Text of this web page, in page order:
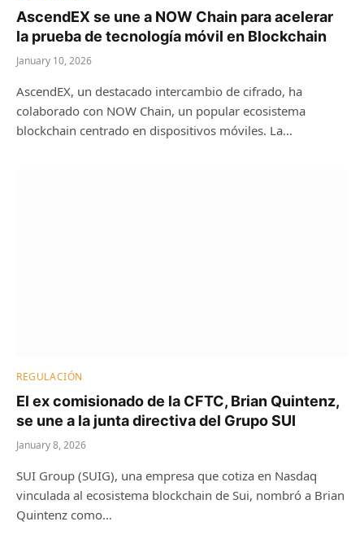
AscendEX se une a NOW Chain para acelerar
la prueba de tecnología móvil en Blockchain
January 10, 2026
AscendEX, un destacado intercambio de cifrado, ha
colaborado con NOW Chain, un popular ecosistema
blockchain centrado en dispositivos móviles. La…
REGULACIÓN
El ex comisionado de la CFTC, Brian Quintenz,
se une a la junta directiva del Grupo SUI
January 8, 2026
SUI Group (SUIG), una empresa que cotiza en Nasdaq
vinculada al ecosistema blockchain de Sui, nombró a Brian
Quintenz como…